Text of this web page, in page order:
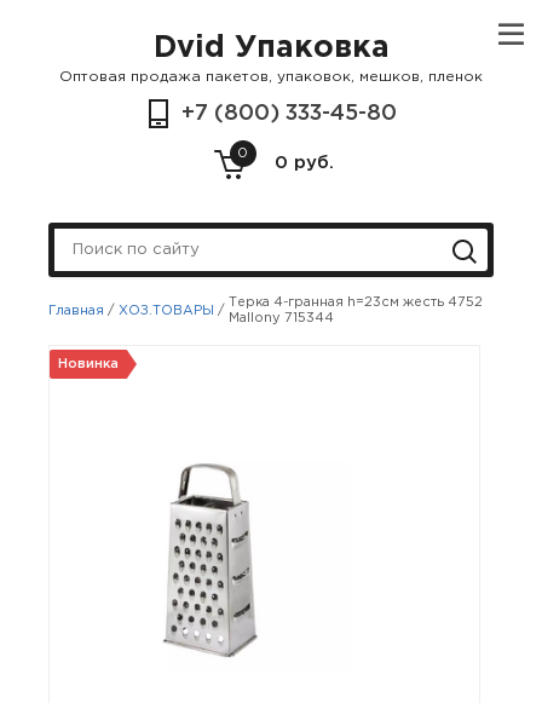
Dvid Упаковка
Оптовая продажа пакетов, упаковок, мешков, пленок
+7 (800) 333-45-80
0
0 руб.
Главная / ХОЗ.ТОВАРЫ /
Терка 4-гранная h=23см жесть 4752
Mallony 715344
Новинка